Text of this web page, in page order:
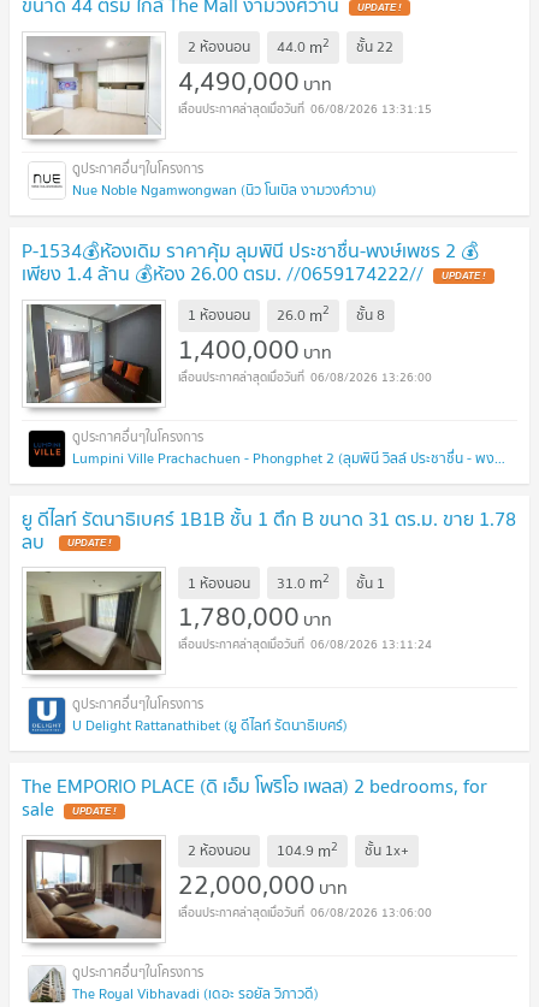
UPDATE !
2 ห้องนอน 44.0 m2 ชั้น22
4,490,000 บาท
06/08/2026 13:31:15
Nue Noble Ngamwongwan (นิว โนเบิล งามวงศ์วาน)
P-1534💰ห้องเดิม ราคาคุ้ม ลุมพินี ประชาชื่น-พงษ์เพชร 2 💰
เพียง 1.4 ล้าน 💰ห้อง 26.00 ตรม. //0659174222// UPDATE !
1 ห้องนอน 26.0 m2 ชั้น8
1,400,000 บาท
06/08/2026 13:26:00
Lumpini Ville Prachachuen - Phongphet 2 (ลุมพินี วิลล์ ประชาชื่น - พงษ์เพชร 2)
ยู ดีไลท์ รัตนาธิเบศร์ 1B1B ชั้น 1 ตึก B ขนาด 31 ตร.ม. ขาย 1.78
ลบ UPDATE !
1 ห้องนอน 31.0 m2 ชั้น 1
1,780,000 บาท
06/08/2026 13:11:24
U Delight Rattanathibet (ยู ดีไลท์ รัตนาธิเบศร์)
The EMPORIO PLACE (ดิ เอ็ม โพริโอ เพลส) 2 bedrooms, for
sale UPDATE !
2 ห้องนอน 104.9 m2 ชั้น 1x+
22,000,000 บาท
06/08/2026 13:06:00
The Royal Vibhavadi (เดอะ รอยัล วิภาวดี)